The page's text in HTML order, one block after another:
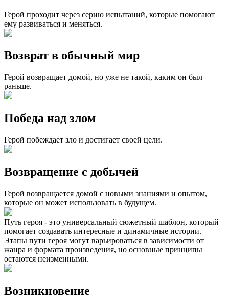
Герой проходит через серию испытаний, которые помогают
ему развиваться и меняться.
Возврат в обычный мир
Герой возвращает домой, но уже не такой, каким он был
раньше.
Победа над злом
Герой побеждает зло и достигает своей цели.
Возвращение с добычей
Герой возвращается домой с новыми знаниями и опытом,
которые он может использовать в будущем.
Путь героя - это универсальный сюжетный шаблон, который
помогает создавать интересные и динамичные истории.
Этапы пути героя могут варьироваться в зависимости от
жанра и формата произведения, но основные принципы
остаются неизменными.
Возникновение